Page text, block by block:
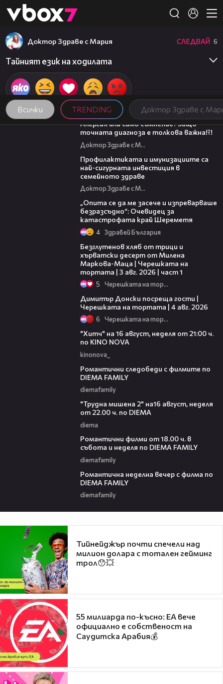
👾
Всички TRENDING Доктор Здраве с
Доктор Здраве с Мария СЛЕДВАЙ 6
Тайният език на ходилата
48:07
Алергия или само съмнение? Защо
точната диагноза е толкова важна!?!
Доктор Здраве с Мария
Профилактиката и имунизациите са
най-сигурната инвестиция в
семейното здраве
Доктор Здраве с Мария
„Опита се да ме засече и изпреварваше
безразсъдно“: Очевидец за
катастрофата край Шереметя
4 Здравей България
Безглутенов хляб от трици и
хърватски десерт от Милена
Маркова-Маца | Черешката на
тортата | 3 авг. 2026 | част 1
5 Черешката на тортата
Димитър Донски посреща гости |
Черешката на тортата | 4 авг. 2026
6 Черешката на тортата
"Хитч" на 16 август, неделя от 21:00 ч.
по KINO NOVA
kinonova_
Романтични следобеди с филмите по
DIEMA FAMILY
diemafamily
"Трудна мишена 2" на16 август, неделя
от 22.00 ч. по DIEMA
diema
Романтични филми от 18.00 ч. в
събота и неделя по DIEMA FAMILY
diemafamily
Романтичнa неделна вечер с филма по
DIEMA FAMILY
diemafamily
Тийнейджър почти спечели над
милион долара с тотален гейминг
трол😯💥
55 милиарда по-късно: EA вече
официално е собственост на
Саудитска Арабия💰